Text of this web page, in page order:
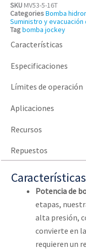
SKUMV53-5-16T
CategoriesBomba
Suministro y evacuación
Tagbomba jockey
Características
Especificaciones
Límites de operación
Aplicaciones
Recursos
Repuestos
Características
Potencia de
etapas,
alta presión,
convierte en
requieren un